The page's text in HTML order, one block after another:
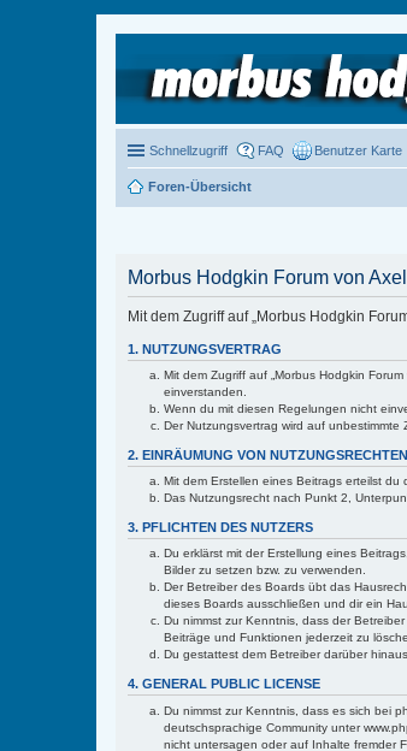
Schnellzugriff FAQ Benutzer Karte
Foren-Übersicht
Morbus Hodgkin Forum von
Mit dem Zugriff auf „Morbus Hodgkin
1. NUTZUNGSVERTRAG
Mit dem Zugriff auf „Morbus Hodgkin
einverstanden.
Wenn du mit diesen Regelungen nicht
Der Nutzungsvertrag wird auf
2. EINRÄUMUNG VON NUTZUNGSRECHTEN
Mit dem Erstellen eines Beitrags erteilst
Das Nutzungsrecht nach Punkt 2,
3. PFLICHTEN DES NUTZERS
Du erklärst mit der Erstellung eines
Bilder zu setzen bzw. zu verwenden.
Der Betreiber des Boards übt das
dieses Boards ausschließen und dir ein
Du nimmst zur Kenntnis, dass der
Beiträge und Funktionen jederzeit zu
Du gestattest dem Betreiber darüber
4. GENERAL PUBLIC LICENSE
Du nimmst zur Kenntnis, dass es sich bei
deutschsprachige Community unter
nicht untersagen oder auf Inhalte fremder